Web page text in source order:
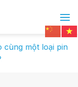
cùng một loại pin